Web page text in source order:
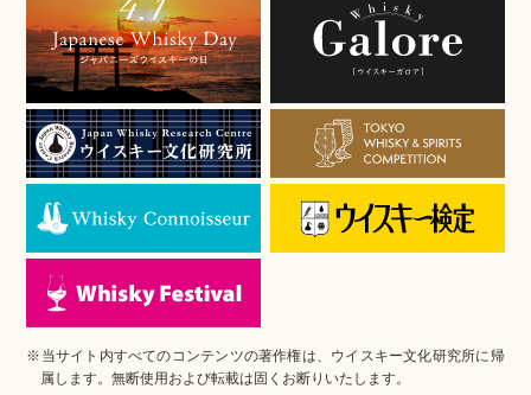
※当サイト内すべてのコンテンツの著作権は、ウイスキー文化研究所に帰
属します。無断使用および転載は固くお断りいたします。